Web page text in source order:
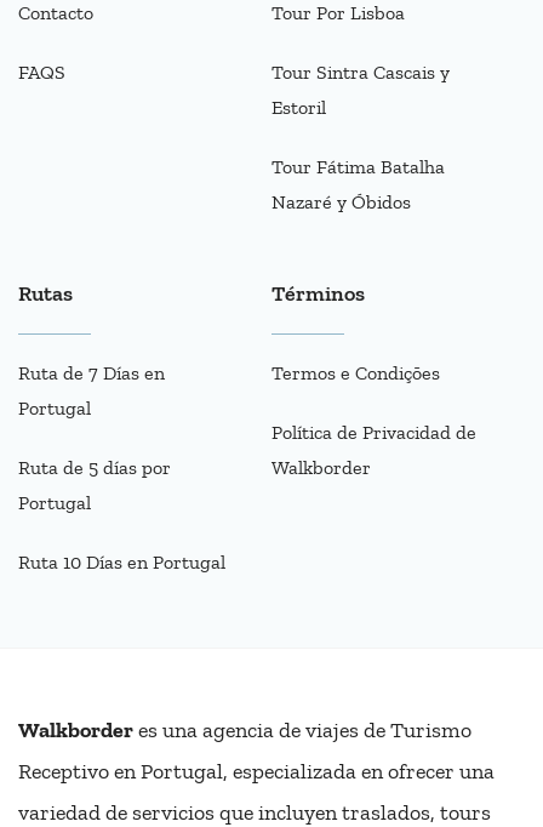
Contacto
FAQS
Tour Por Lisboa
Tour Sintra Cascais y
Estoril
Tour Fátima Batalha
Nazaré y Óbidos
Rutas
Ruta de 7 Días en
Portugal
Ruta de 5 días por
Portugal
Ruta 10 Días en Portugal
Términos
Termos e Condições
Política de Privacidad de
Walkborder
Walkborderes una agencia de viajes de Turismo
Receptivo en Portugal, especializada en ofrecer una
variedad de servicios que incluyen traslados, tours